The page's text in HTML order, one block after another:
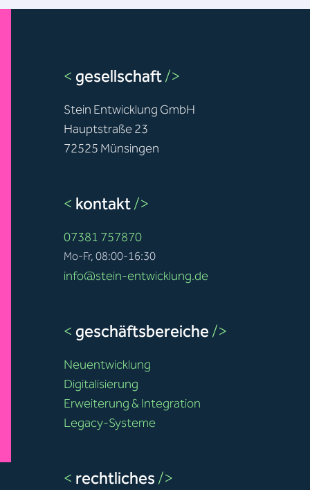
<gesellschaft/>
Stein Entwicklung GmbH
Hauptstraße 23
72525 Münsingen
<kontakt/>
07381 757870
Mo-Fr, 08:00-16:30
info@stein-entwicklung.de
<geschäftsbereiche/>
Neuentwicklung
Digitalisierung
Erweiterung & Integration
Legacy-Systeme
<rechtliches/>